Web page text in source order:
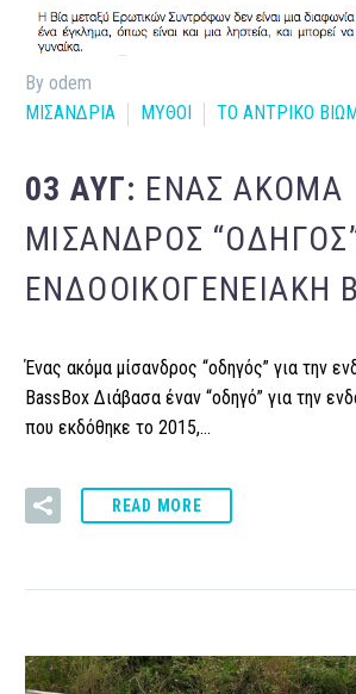
By odem
ΜΙΣΑΝΔΡΙΑ
ΜΥΘΟΙ ΤΟ ΑΝΤΡΙΚΟ
03 ΑΥΓ: ΈΝΑΣ ΑΚΌΜΑ
ΜΊΣΑΝΔΡΟΣ
ΕΝΔΟΟΙΚΟΓΕΝΕΙΑΚΉ
Ένας ακόμα μίσανδρος “οδηγός” για την
BassBox Διάβασα έναν “οδηγό” για την
που εκδόθηκε το 2015,…
READ MORE